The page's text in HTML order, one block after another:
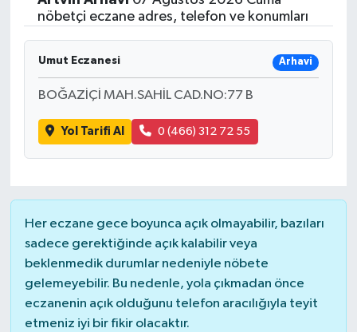
nöbetçi eczane adres, telefon ve konumları
Umut Eczanesi Arhavi
BOĞAZİÇİ MAH.SAHİL CAD.NO:77 B
Yol Tarifi Al 0 (466) 312 72 55
Her eczane gece boyunca açık olmayabilir, bazıları
sadece gerektiğinde açık kalabilir veya
beklenmedik durumlar nedeniyle nöbete
gelemeyebilir. Bu nedenle, yola çıkmadan önce
eczanenin açık olduğunu telefon aracılığıyla teyit
etmeniz iyi bir fikir olacaktır.